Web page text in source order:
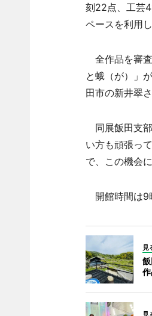
刻22点、工芸
ペースを利用
全作品を審査
と蛾（が）」
田市の新井翠
同展飯田支
い方も頑張っ
で、この機会
開館時間は9
見
見